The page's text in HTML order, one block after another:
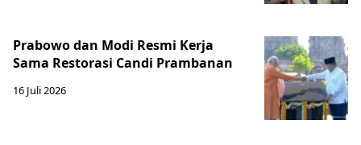
Prabowo dan Modi Resmi Kerja
Sama Restorasi Candi Prambanan
16 Juli 2026